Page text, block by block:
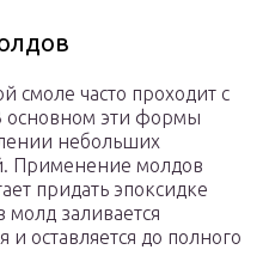
смоле часто проходит с
основном эти формы
небольших
Применение молдов
придать эпоксидке
заливается
и оставляется до полного